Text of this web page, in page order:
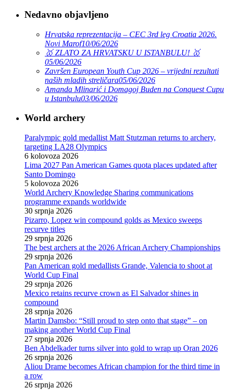
Nedavno objavljeno
Hrvatska reprezentacija – CEC 3rd leg Croatia 2026.
Novi Marof10/06/2026
🥇 ZLATO ZA HRVATSKU U ISTANBULU! 🥇
05/06/2026
Završen European Youth Cup 2026 – vrijedni rezultati
naših mladih streličara05/06/2026
Amanda Mlinarić i Domagoj Buden na Conquest Cupu
u Istanbulu03/06/2026
World archery
Paralympic gold medallist Matt Stutzman returns to archery,
targeting LA28 Olympics
6 kolovoza 2026
Lima 2027 Pan American Games quota places updated after
Santo Domingo
5 kolovoza 2026
World Archery Knowledge Sharing communications
programme expands worldwide
30 srpnja 2026
Pizarro, Lopez win compound golds as Mexico sweeps
recurve titles
29 srpnja 2026
The best archers at the 2026 African Archery Championships
29 srpnja 2026
Pan American gold medallists Grande, Valencia to shoot at
World Cup Final
29 srpnja 2026
Mexico retains recurve crown as El Salvador shines in
compound
28 srpnja 2026
Martin Damsbo: “Still proud to step onto that stage” – on
making another World Cup Final
27 srpnja 2026
Ben Abdelkader turns silver into gold to wrap up Oran 2026
26 srpnja 2026
Aliou Drame becomes African champion for the third time in
a row
26 srpnja 2026